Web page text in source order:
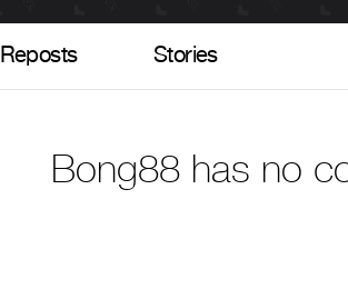
Reposts Stories
Bong88 has no